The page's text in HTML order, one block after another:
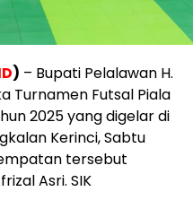
) – Bupati Pelalawan H.
Turnamen Futsal Piala
2025 yang digelar di
Kerinci, Sabtu
tersebut
Asri. SIK